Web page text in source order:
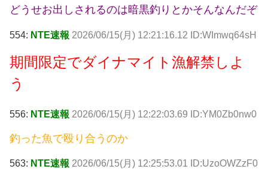
どうせお出しされるのは暗黒釣りとかそんなんだぞ
554: NTE速報 2026/06/15(月) 12:21:16.12 ID:WImwq64sH
期間限定でダイナマイト漁解禁しよ
う
556: NTE速報 2026/06/15(月) 12:22:03.69 ID:YM0Zb0nw0
釣った魚で殴り合うのか
563: NTE速報 2026/06/15(月) 12:25:53.01 ID:UzoOWZzF0